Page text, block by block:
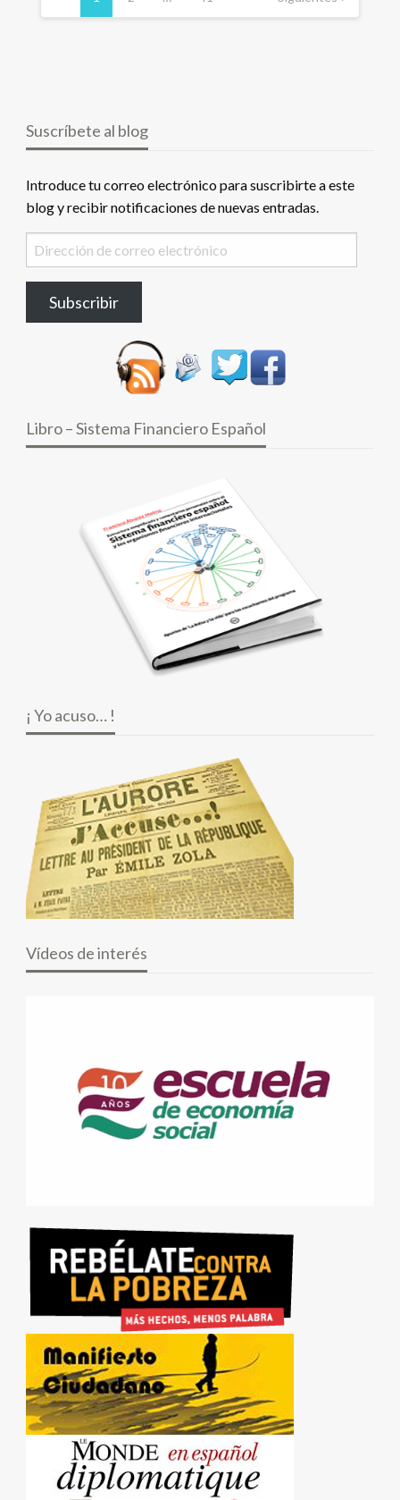
entradas
Suscríbete al blog
Introduce tu correo electrónico para suscribirte a este
blog y recibir notificaciones de nuevas entradas.
Dirección
de
electrónico
Subscribir
Libro – Sistema Financiero Español
¡ Yo acuso… !
Vídeos de interés